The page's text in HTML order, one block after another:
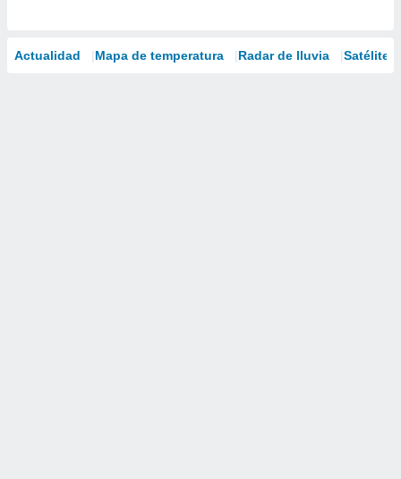
Actualidad Mapa de temperatura Radar de lluvia Satélites